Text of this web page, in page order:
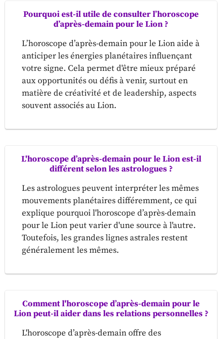
Pourquoi est-il utile de consulter l’horoscope
d’après-demain pour le Lion ?
L’horoscope d’après-demain pour le Lion aide à
anticiper les énergies planétaires influençant
votre signe. Cela permet d'être mieux préparé
aux opportunités ou défis à venir, surtout en
matière de créativité et de leadership, aspects
souvent associés au Lion.
L'horoscope d’après-demain pour le Lion est-il
différent selon les astrologues ?
Les astrologues peuvent interpréter les mêmes
mouvements planétaires différemment, ce qui
explique pourquoi l'horoscope d’après-demain
pour le Lion peut varier d'une source à l'autre.
Toutefois, les grandes lignes astrales restent
généralement les mêmes.
Comment l'horoscope d’après-demain pour le
Lion peut-il aider dans les relations personnelles ?
L'horoscope d’après-demain offre des